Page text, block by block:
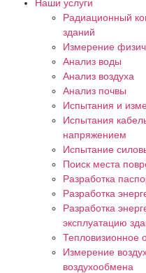
Наши услуги
Радиационный
зданий
Измерение
Анализ воды
Анализ воздуха
Анализ почвы
Испытания и
Испытания
напряжением
Испытание
Поиск места
Разработка
Разработка
Разработка
эксплуатацию
Тепловизионное
Измерение
воздухообмена